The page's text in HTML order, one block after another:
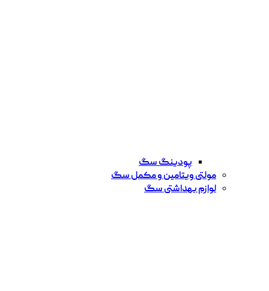
پودینگ سگ
مولتی ویتامین و مکمل سگ
لوازم بهداشتی سگ